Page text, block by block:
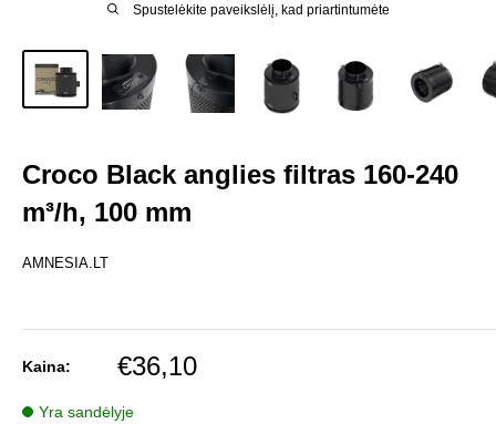
Spustelėkite paveikslėlį, kad priartintumėte
Croco Black anglies filtras 160-240
m³/h, 100 mm
AMNESIA.LT
Kaina:
Pardavimo
€36,10
Yra sandėlyje